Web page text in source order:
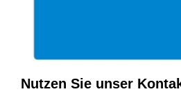
Nutzen Sie unser